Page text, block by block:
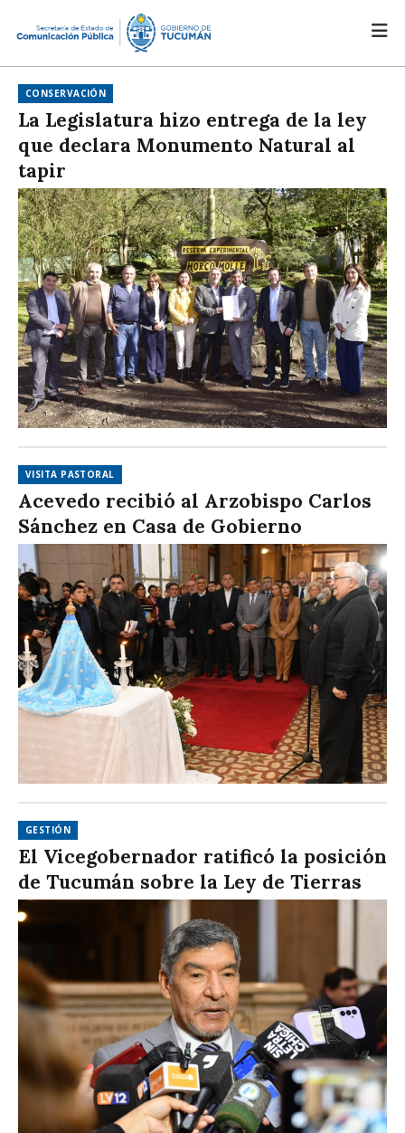
CONSERVACIÓN
La Legislatura hizo entrega de la ley
que declara Monumento Natural al
tapir
VISITA PASTORAL
Acevedo recibió al Arzobispo Carlos
Sánchez en Casa de Gobierno
GESTIÓN
El Vicegobernador ratificó la posición
de Tucumán sobre la Ley de Tierras